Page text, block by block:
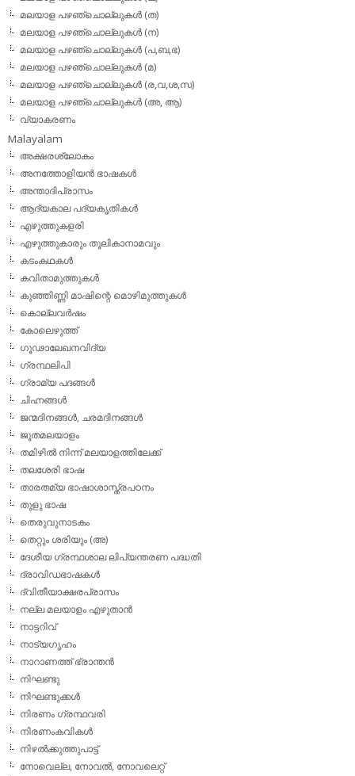
മലയാള പഴഞ്ചൊല്ലുകള്‍ (ത)
മലയാള പഴഞ്ചൊല്ലുകള്‍ (ന)
മലയാള പഴഞ്ചൊല്ലുകള്‍ (പ,ബ,ഭ)
മലയാള പഴഞ്ചൊല്ലുകള്‍ (മ)
മലയാള പഴഞ്ചൊല്ലുകള്‍ (ര,വ,ശ,സ)
മലയാള പഴഞ്ചൊല്ലുകൾ (അ, ആ)
വ്യാകരണം
Malayalam
അക്ഷരശ്ലോകം
അനത്തോളിയന്‍ ഭാഷകള്‍
അന്താദിപ്രാസം
ആദ്യകാല പദ്യകൃതികള്‍
എഴുത്തുകളരി
എഴുത്തുകാരും തൂലികാനാമവും
കടംകഥകള്‍
കവിതാമുത്തുകള്‍
കുഞ്ഞിണ്ണി മാഷിന്റെ മൊഴിമുത്തുകള്‍
കൊല്ലവര്‍ഷം
കോലെഴുത്ത്
ഗൂഢാലേഖനവിദ്യ
ഗ്രന്ഥലിപി
ഗ്രാമ്യ പദങ്ങള്‍
ചിഹ്നങ്ങള്‍
ജന്മദിനങ്ങള്‍, ചരമദിനങ്ങള്‍
ജൂതമലയാളം
തമിഴില്‍ നിന്ന് മലയാളത്തിലേക്ക്
തലശേരി ഭാഷ
താരതമ്യ ഭാഷാശാസ്ത്രപഠനം
തുളു ഭാഷ
തെരുവുനാടകം
തെറ്റും ശരിയും (അ)
ദേശീയ ഗ്രന്ഥശാല ലിപ്യന്തരണ പദ്ധതി
ദ്രാവിഡഭാഷകള്‍
ദ്വിതീയാക്ഷരപ്രാസം
നല്ല മലയാളം എഴുതാന്‍
നാട്ടറിവ്
നാട്യഗൃഹം
നാറാണത്ത് ഭ്രാന്തന്‍
നിഘണ്ടു
നിഘണ്ടുക്കള്‍
നിരണം ഗ്രന്ഥവരി
നിരണംകവികള്‍
നിഴല്‍ക്കുത്തുപാട്ട്
നോവെല്ല, നോവല്‍, നോവലെറ്റ്